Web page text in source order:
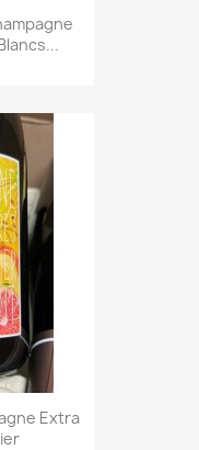
Extra